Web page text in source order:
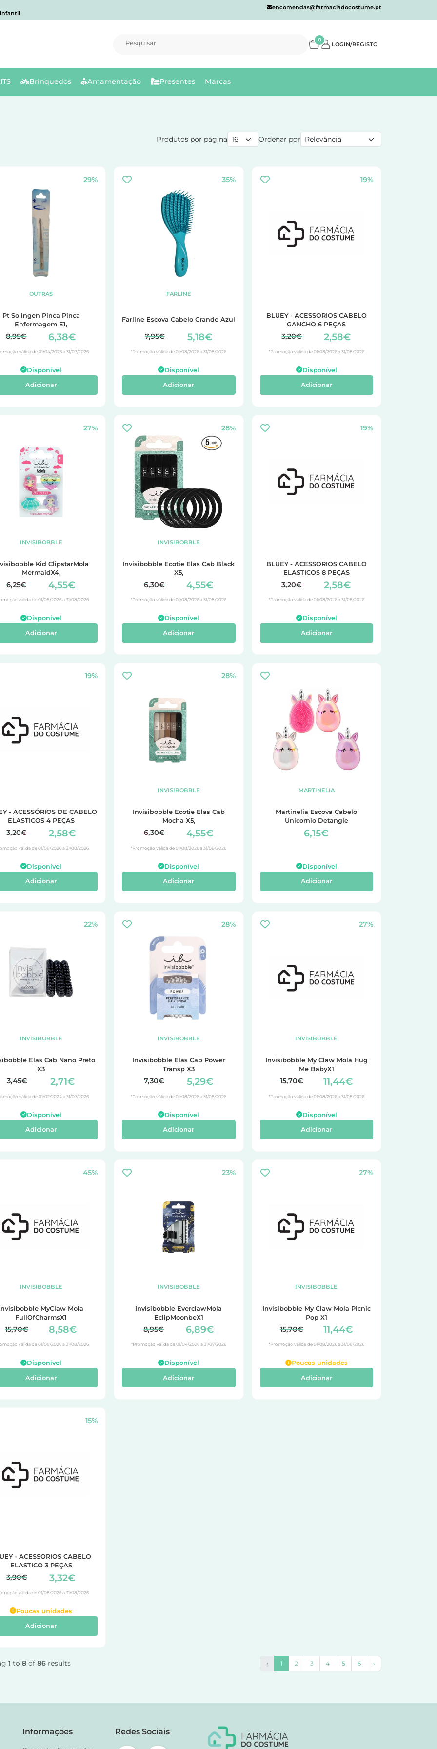
encomendas@farmaciadocostume.pt
Pesquisar 0
LOGIN/REGISTO
Brinquedos Amamentação Presentes Marcas
Produtos por página Ordenar por
29%
OUTRAS
Pt Solingen Pinca Pinca
Enfermagem E1,
8,95€ 6,38€
válida de 01/04/2026 a 31/07/2026
Disponível
Adicionar
35%
FARLINE
Farline Escova Cabelo Grande Azul
7,95€ 5,18€
*Promoção válida de 01/08/2026 a 31/08/2026
Disponível
Adicionar
19%
BLUEY - ACESSORIOS CABELO
GANCHO 6 PEÇAS
3,20€ 2,58€
*Promoção válida de 01/08/2026 a 31/08/2026
Disponível
Adicionar
27%
INVISIBOBBLE
Kid ClipstarMola
MermaidX4,
6,25€ 4,55€
válida de 01/08/2026 a 31/08/2026
Disponível
Adicionar
28%
INVISIBOBBLE
Invisibobble Ecotie Elas Cab Black
X5,
6,30€ 4,55€
*Promoção válida de 01/08/2026 a 31/08/2026
Disponível
Adicionar
19%
BLUEY - ACESSORIOS CABELO
ELASTICOS 8 PEÇAS
3,20€ 2,58€
*Promoção válida de 01/08/2026 a 31/08/2026
Disponível
Adicionar
19%
- ACESSÓRIOS DE CABELO
ELASTICOS 4 PEÇAS
3,20€ 2,58€
válida de 01/08/2026 a 31/08/2026
Disponível
Adicionar
28%
INVISIBOBBLE
Invisibobble Ecotie Elas Cab
Mocha X5,
6,30€ 4,55€
*Promoção válida de 01/08/2026 a 31/08/2026
Disponível
Adicionar
MARTINELIA
Martinelia Escova Cabelo
Unicornio Detangle
6,15€
Disponível
Adicionar
22%
INVISIBOBBLE
Elas Cab Nano Preto
X3
3,45€ 2,71€
válida de 01/02/2024 a 31/07/2026
Disponível
Adicionar
28%
INVISIBOBBLE
Invisibobble Elas Cab Power
Transp X3
7,30€ 5,29€
*Promoção válida de 01/08/2026 a 31/08/2026
Disponível
Adicionar
27%
INVISIBOBBLE
Invisibobble My Claw Mola Hug
Me BabyX1
15,70€ 11,44€
*Promoção válida de 01/08/2026 a 31/08/2026
Disponível
Adicionar
45%
INVISIBOBBLE
MyClaw Mola
FullOfCharmsX1
15,70€ 8,58€
válida de 01/08/2026 a 31/08/2026
Disponível
Adicionar
23%
INVISIBOBBLE
Invisibobble EverclawMola
EclipMoonbeX1
8,95€ 6,89€
*Promoção válida de 01/04/2026 a 31/07/2026
Disponível
Adicionar
27%
INVISIBOBBLE
Invisibobble My Claw Mola Picnic
Pop X1
15,70€ 11,44€
*Promoção válida de 01/08/2026 a 31/08/2026
Poucas unidades
Adicionar
15%
- ACESSORIOS CABELO
ELASTICO 3 PEÇAS
3,90€ 3,32€
válida de 01/08/2026 a 31/08/2026
Poucas unidades
Adicionar
1 to 8 of 86 results ‹ 1 2 3 4 5 6 ›
Informações Redes Sociais